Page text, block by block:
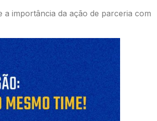
importância da ação de parceria com